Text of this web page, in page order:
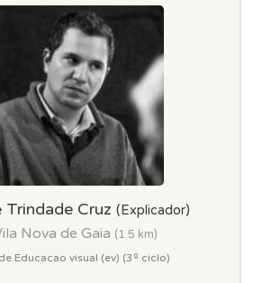
Cruz (Explicador)
Nova de Gaia (1.5 km)
Educacao visual (ev) (3º ciclo)